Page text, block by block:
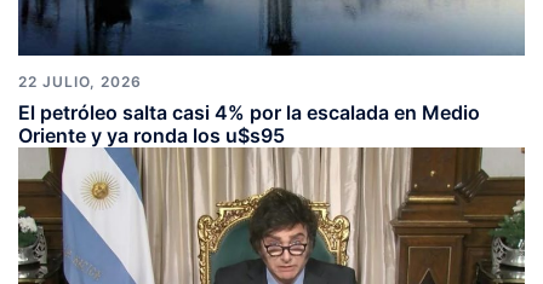
22 JULIO, 2026
El petróleo salta casi 4% por la escalada en Medio
Oriente y ya ronda los u$s95